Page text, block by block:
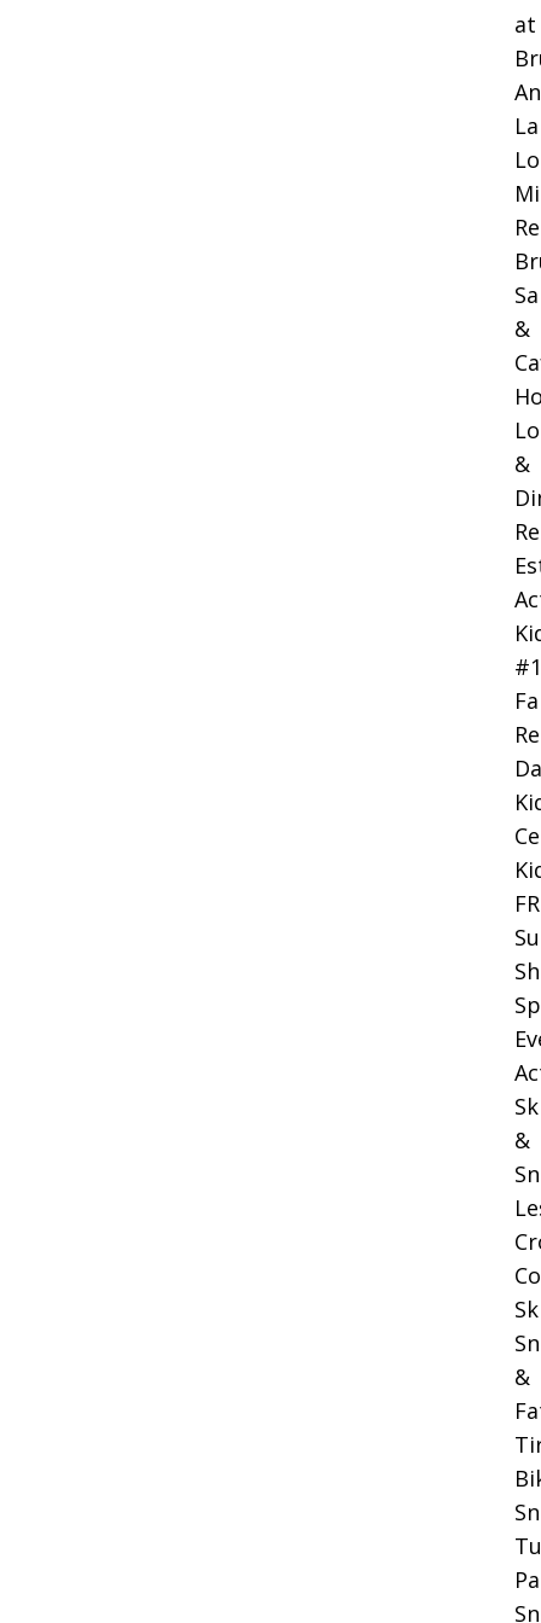
at
&
&
#1
&
&